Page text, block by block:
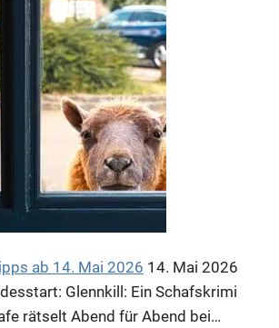
ab 14. Mai 2026 14. Mai 2026
Glennkill: Ein Schafskrimi
rätselt Abend für Abend bei…